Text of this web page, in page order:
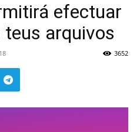
efectuar
arquivos
3652